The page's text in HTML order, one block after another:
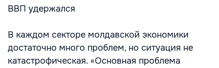
ВВП удержался
В каждом секторе молдавской экономики
достаточно много проблем, но ситуация не
катастрофическая. «Основная проблема